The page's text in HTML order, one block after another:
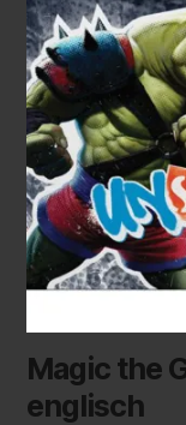
Magic the
englisch